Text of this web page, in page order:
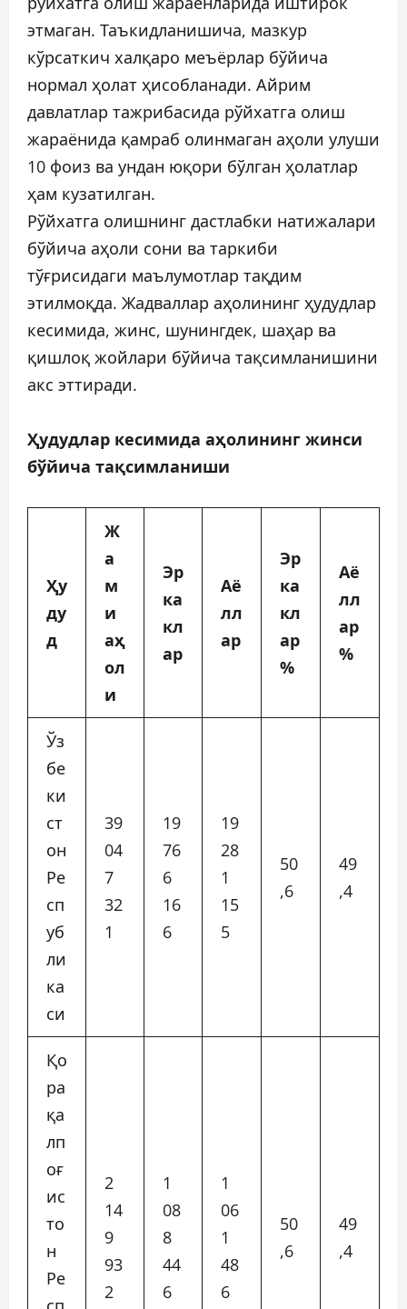
этмаган. Таъкидланишича, мазкур
кўрсаткич халқаро меъёрлар бўйича
нормал ҳолат ҳисобланади. Айрим
давлатлар тажрибасида рўйхатга олиш
жараёнида қамраб олинмаган аҳоли улуши
10 фоиз ва ундан юқори бўлган ҳолатлар
ҳам кузатилган.
Рўйхатга олишнинг дастлабки натижалари
бўйича аҳоли сони ва таркиби
тўғрисидаги маълумотлар тақдим
этилмоқда. Жадваллар аҳолининг ҳудудлар
кесимида, жинс, шунингдек, шаҳар ва
қишлоқ жойлари бўйича тақсимланишини
акс эттиради.
Ҳудудлар кесимида аҳолининг жинси
бўйича тақсимланиши
Ҳу
ду
д
Ж
а
м
и
аҳ
ол
и
Эр
ка
кл
ар
Аё
лл
ар
Эр
ка
кл
ар
%
Аё
лл
ар
%
Ўз
бе
ки
ст
он
Ре
сп
уб
ли
ка
си
39
04
7
32
1
19
76
6
16
6
19
28
1
15
5
50
,6
49
,4
Қо
ра
қа
лп
оғ
ис
то
н
Ре
2
14
9
93
2
1
08
8
44
6
1
06
1
48
6
50
,6
49
,4